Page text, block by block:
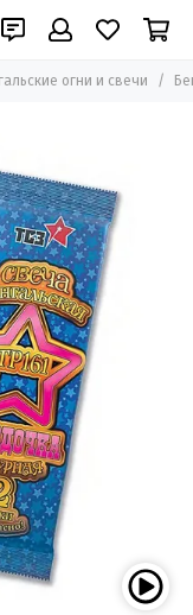
и свечи
огни и свечи